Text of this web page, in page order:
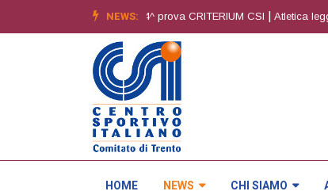
NEWS:
Orienteering4^ prova CRITERIUM CSI |Atletica
HOME NEWS CHI SIAMO